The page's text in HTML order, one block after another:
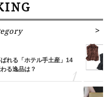
れる「ホテル手土産」14
る逸品は？